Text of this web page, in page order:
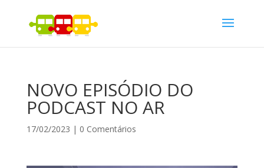
NOVO EPISÓDIO DO
PODCAST NO AR
17/02/2023 | 0 Comentários